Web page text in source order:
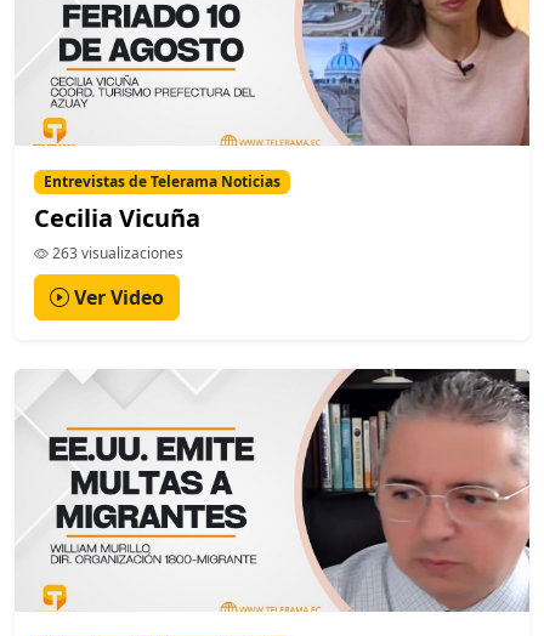
Entrevistas de Telerama Noticias
Cecilia Vicuña
263 visualizaciones
Ver Video